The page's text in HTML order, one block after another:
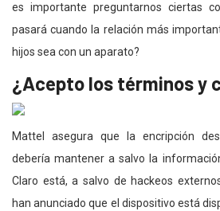
es importante preguntarnos ciertas
pasará cuando la relación más
hijos sea con un aparato?
¿Acepto los términos y
Mattel asegura que la encripción
debería mantener a salvo la
Claro está, a salvo de hackeos
han anunciado que el dispositivo está